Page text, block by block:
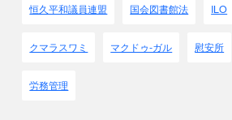
恒久平和議員連盟 国会図書館法 ILO
クマラスワミ マクドゥ-ガル 慰安所
労務管理